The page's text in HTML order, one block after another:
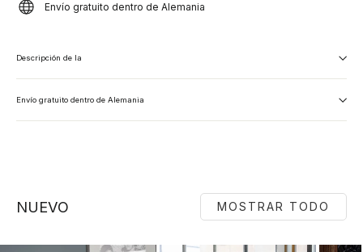
Envío gratuito dentro de Alemania
Descripción de la
Envío gratuito dentro de Alemania
NUEVO MOSTRAR TODO